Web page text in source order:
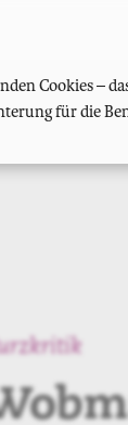
Cookies –
für die